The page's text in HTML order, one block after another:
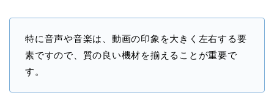
特に音声や音楽は、動画の印象を大きく左右する要
素ですので、質の良い機材を揃えることが重要で
す。